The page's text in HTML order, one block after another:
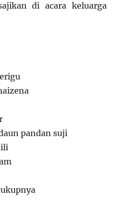
di acara keluarga
pandan suji